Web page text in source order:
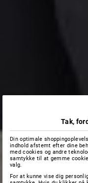
Tak,
Din optimale
indhold afstemt efter dine
med cookies og andre
samtykke til at gemme
valg.
For at kunne vise dig